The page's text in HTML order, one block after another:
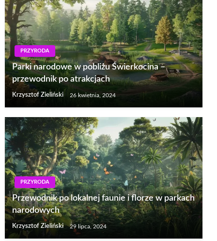
PRZYRODA
Parki narodowe w pobliżu Świerkocina –
przewodnik po atrakcjach
Krzysztof Zieliński 26 kwietnia, 2024
PRZYRODA
Przewodnik po lokalnej faunie i florze w parkach
narodowych
Krzysztof Zieliński 29 lipca, 2024